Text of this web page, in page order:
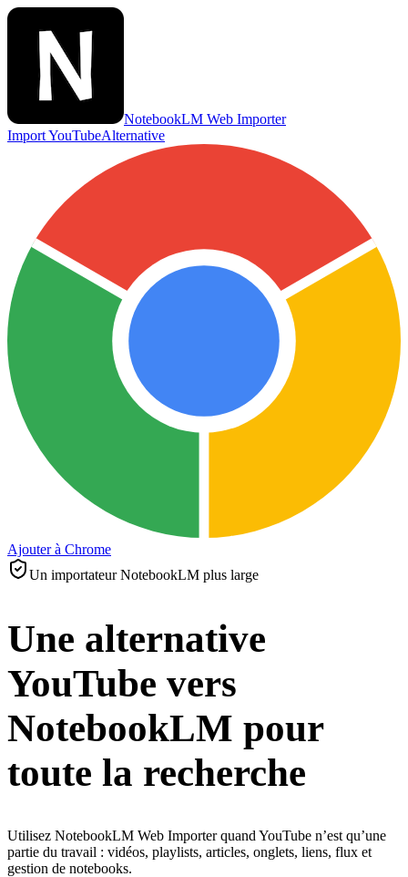
NotebookLM Web Importer
Import YouTubeAlternative
Ajouter à Chrome
Un importateur NotebookLM plus large
Une alternative
YouTube vers
NotebookLM pour
toute la recherche
Utilisez NotebookLM Web Importer quand YouTube n’est qu’une
partie du travail : vidéos, playlists, articles, onglets, liens, flux et
gestion de notebooks.